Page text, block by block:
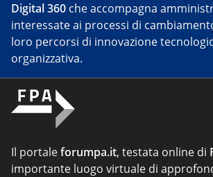
Digital 360 che accompagna
interessate ai processi di
loro percorsi di innovazione
organizzativa.
Il portaleforumpa.it, testata online di
importante luogo virtuale di